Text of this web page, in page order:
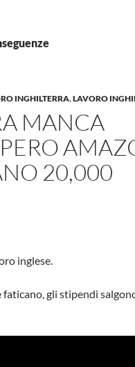
INGHILTERRA,LAVORO
MANCA
20,000
inglese.
gli stipendi